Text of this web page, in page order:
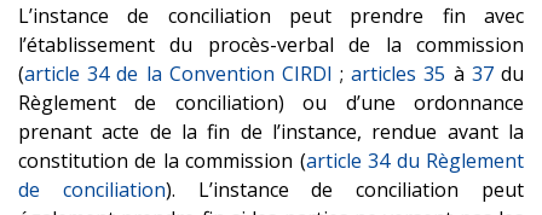
L’instance de conciliation peut prendre fin avec
l’établissement du procès-verbal de la commission
(article 34 de la Convention CIRDI ;articles 35 à 37du
Règlement de conciliation) ou d’une ordonnance
prenant acte de la fin de l’instance, rendue avant la
constitution de la commission (article 34 du Règlement
de conciliation). L’instance de conciliation peut